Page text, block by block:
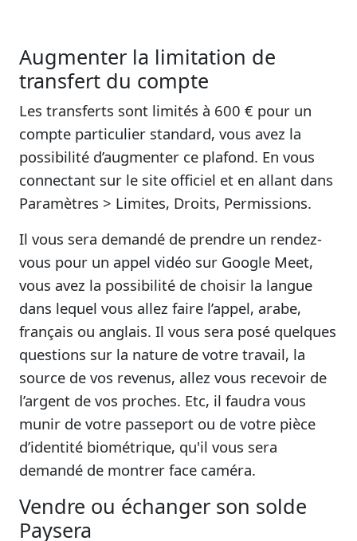
Augmenter la limitation de
transfert du compte
Les transferts sont limités à 600 € pour un
compte particulier standard, vous avez la
possibilité d’augmenter ce plafond. En vous
connectant sur le site officiel et en allant dans
Paramètres > Limites, Droits, Permissions.
Il vous sera demandé de prendre un rendez-
vous pour un appel vidéo sur Google Meet,
vous avez la possibilité de choisir la langue
dans lequel vous allez faire l’appel, arabe,
français ou anglais. Il vous sera posé quelques
questions sur la nature de votre travail, la
source de vos revenus, allez vous recevoir de
l’argent de vos proches. Etc, il faudra vous
munir de votre passeport ou de votre pièce
d’identité biométrique, qu'il vous sera
demandé de montrer face caméra.
Vendre ou échanger son solde
Paysera